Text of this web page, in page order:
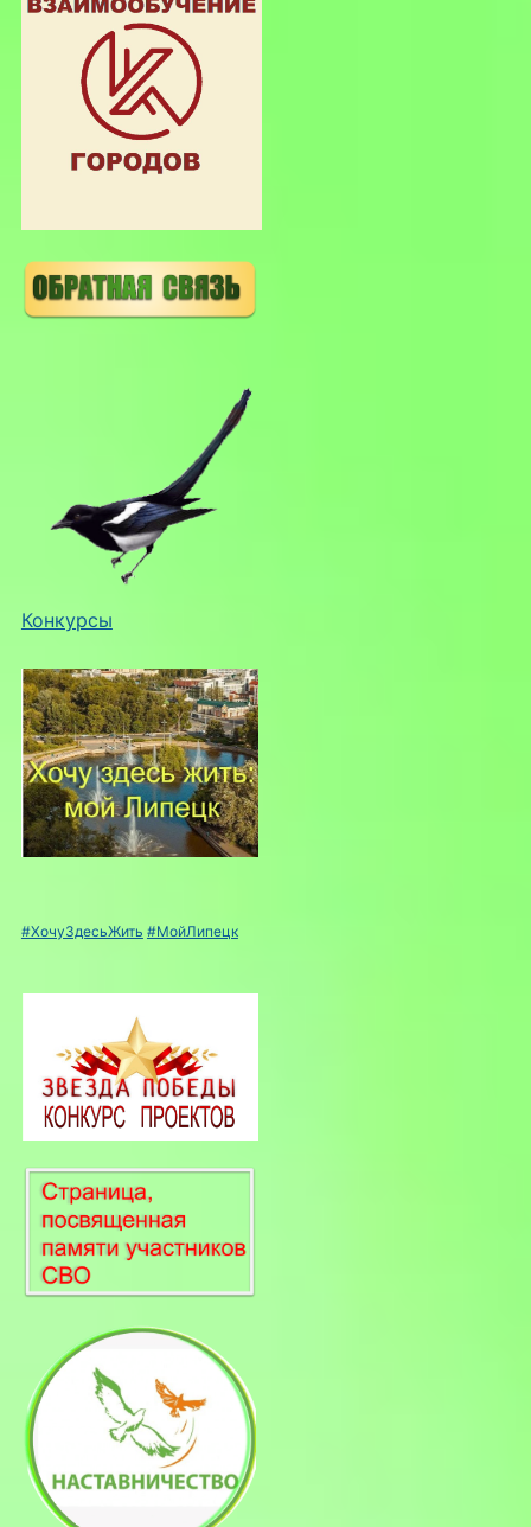
Конкурсы
#ХочуЗдесьЖить #МойЛипецк